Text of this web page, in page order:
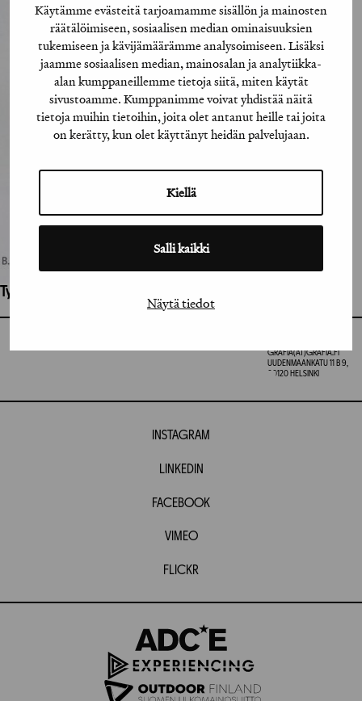
Käytämme evästeitä tarjoamamme sisällön ja mainosten
räätälöimiseen, sosiaalisen median ominaisuuksien
tukemiseen ja kävijämäärämme analysoimiseen. Lisäksi
jaamme sosiaalisen median, mainosalan ja analytiikka-
alan kumppaneillemme tietoja siitä, miten käytät
sivustoamme. Kumppanimme voivat yhdistää näitä
tietoja muihin tietoihin, joita olet antanut heille tai joita
on kerätty, kun olet käyttänyt heidän palvelujaan.
Kiellä
Salli kaikki
Näytä tiedot
Työhön osallistuneet henkilöt / tahot:
GRAFIA(AT)GRAFIA.FI
UUDENMAANKATU 11 B 9,
00120 HELSINKI
INSTAGRAM
LINKEDIN
FACEBOOK
VIMEO
FLICKR